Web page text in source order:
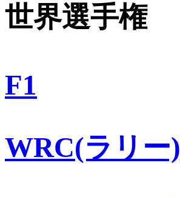
世界選手権
F1
WRC(ラリー)